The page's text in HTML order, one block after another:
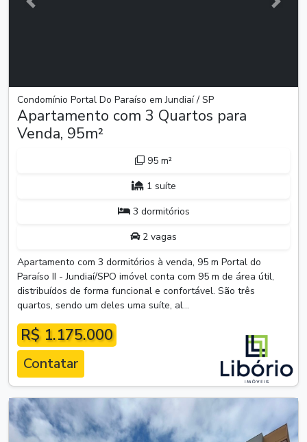
Anterior
Condomínio Portal Do Paraíso em Jundiaí / SP
Apartamento com 3 Quartos para
Venda, 95m²
95 m²
1 suíte
3 dormitórios
2 vagas
Apartamento com 3 dormitórios à venda, 95 m Portal do
Paraíso II - Jundiaí/SPO imóvel conta com 95 m de área útil,
distribuídos de forma funcional e confortável. São três
quartos, sendo um deles uma suíte, al...
R$ 1.175.000
Contatar